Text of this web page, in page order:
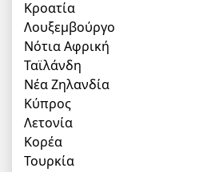
Κροατία
Λουξεμβούργο
Νότια Αφρική
Ταϊλάνδη
Νέα Ζηλανδία
Κύπρος
Λετονία
Κορέα
Τουρκία